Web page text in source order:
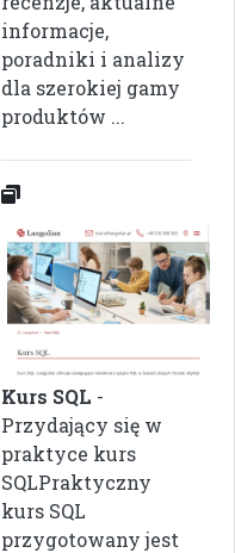
informacje,
poradniki i analizy
dla szerokiej gamy
produktów ...
Kurs SQL -
Przydający się w
praktyce kurs
SQLPraktyczny
kurs SQL
przygotowany jest